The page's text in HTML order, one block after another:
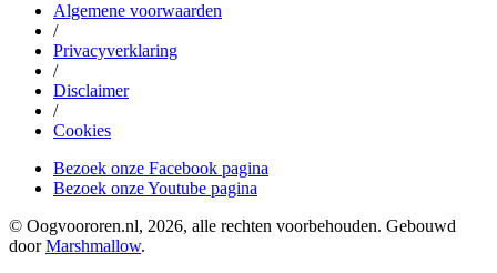
Algemene voorwaarden
/
Privacyverklaring
/
Disclaimer
/
Cookies
Bezoek onze Facebook pagina
Bezoek onze Youtube pagina
© Oogvoororen.nl, 2026, alle rechten voorbehouden. Gebouwd
doorMarshmallow.